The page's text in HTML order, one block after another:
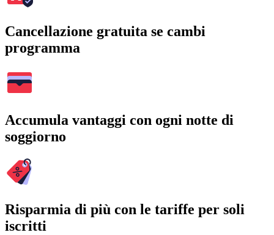
Cancellazione gratuita se cambi
programma
Accumula vantaggi con ogni notte di
soggiorno
Risparmia di più con le tariffe per soli
iscritti